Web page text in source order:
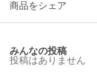
商品をシェア
みんなの投稿
投稿はありません